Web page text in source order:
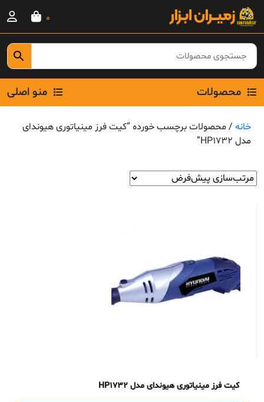
Skip
content
0
محصولات منو اصلی
خانه / محصولات برچسب خورده “کیت فرز مینیاتوری هیوندای
مدل HP1732”
کیت فرز مینیاتوری هیوندای مدل HP1732